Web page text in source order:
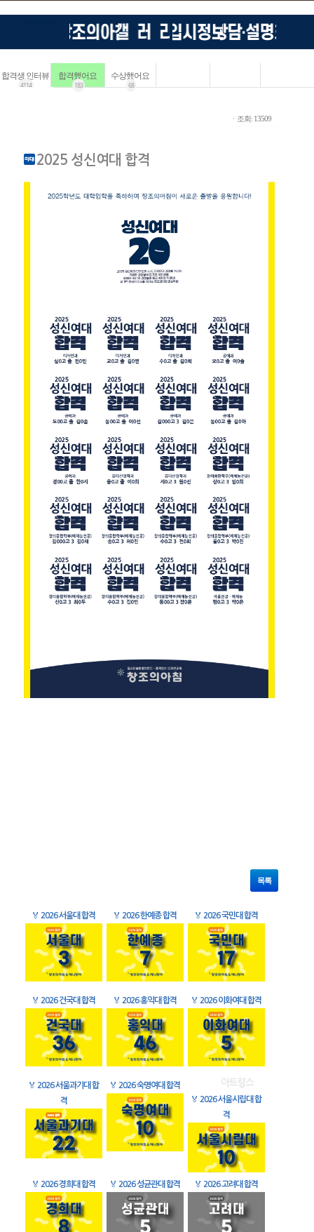
합격생 인터뷰
4114
합격했어요
183
수상했어요
68
ㆍ조회: 13509
2025 성신여대 합격
목록
🏅 2026 서울대 합격 🏅 2026 한예종 합격 🏅 2026 국민대 합격
🏅 2026 건국대 합격 🏅 2026 홍익대 합격 🏅 2026 이화여대 합격
🏅 2026 서울과기대 합
격
🏅 2026 숙명여대 합격
🏅 2026 서울시립대 합
격
🏅 2026 경희대 합격 🏅 2026 성균관대 합격 🏅 2026 고려대 합격